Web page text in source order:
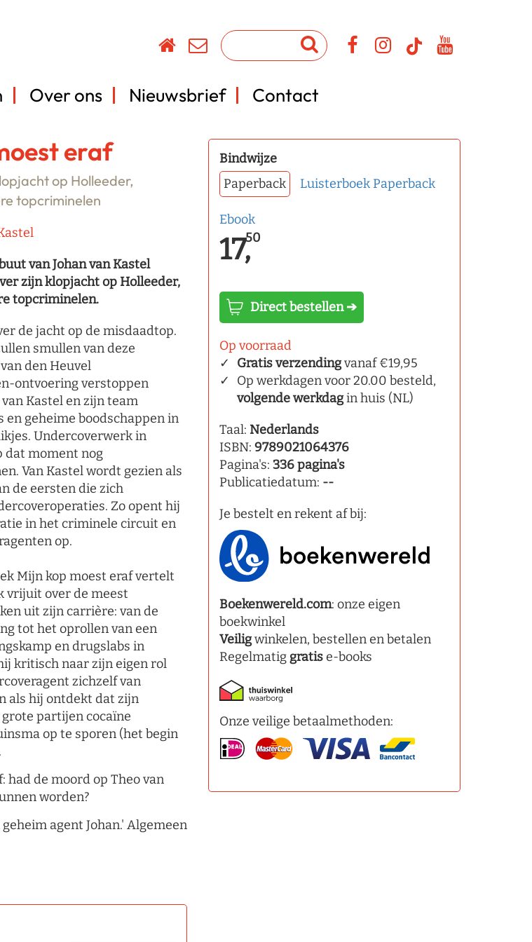
Over ons Nieuwsbrief Contact
eraf
op Holleeder,
topcriminelen
van Johan van Kastel
zijn klopjacht op Holleeder,
topcriminelen.
de jacht op de misdaadtop.
smullen van deze
den Heuvel
ontvoering verstoppen
Kastel en zijn team
en geheime boodschappen in
Undercoverwerk in
dat moment nog
Van Kastel wordt gezien als
de eersten die zich
Zo opent hij
in het criminele circuit en
op.
Mijn kop moest eraf vertelt
vrijuit over de meest
uit zijn carrière: van de
tot het oprollen van een
en drugslabs in
kritisch naar zijn eigen rol
zichzelf van
als hij ontdekt dat zijn
partijen cocaïne
op te sporen (het begin
had de moord op Theo van
worden?
agent Johan.' Algemeen
Bindwijze
Paperback
Luisterboek Paperback
Ebook
17,50
Direct bestellen ➔
Op voorraad
Gratis verzendingvanaf €19,95
Op werkdagen voor 20.00 besteld,
volgende werkdagin huis (NL)
Taal: Nederlands
ISBN: 9789021064376
Pagina's: 336 pagina's
Publicatiedatum: --
Je bestelt en rekent af bij:
Boekenwereld.com: onze eigen
boekwinkel
Veiligwinkelen, bestellen en betalen
Regelmatig gratise-books
Onze veilige betaalmethoden: